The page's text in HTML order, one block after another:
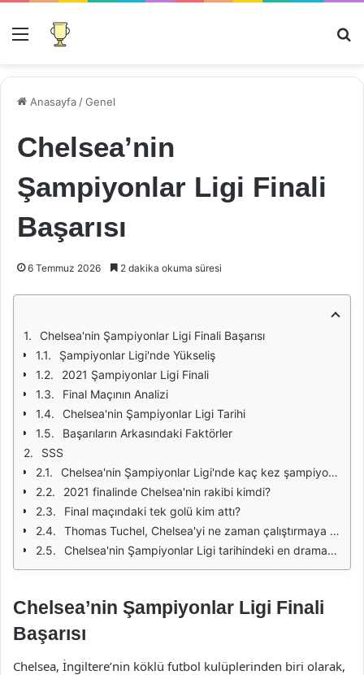
Menü
Anasayfa /Genel
Chelsea’nin
Şampiyonlar Ligi Finali
Başarısı
6 Temmuz 2026 2 dakika okuma süresi
Chelsea'nin Şampiyonlar Ligi Finali Başarısı
Şampiyonlar Ligi'nde Yükseliş
2021 Şampiyonlar Ligi Finali
Final Maçının Analizi
Chelsea'nin Şampiyonlar Ligi Tarihi
Başarıların Arkasındaki Faktörler
SSS
Chelsea'nin Şampiyonlar Ligi'nde kaç kez şampiyonluğu var?
2021 finalinde Chelsea'nin rakibi kimdi?
Final maçındaki tek golü kim attı?
Thomas Tuchel, Chelsea'yi ne zaman çalıştırmaya başladı?
Chelsea'nin Şampiyonlar Ligi tarihindeki en dramatik anı nedir?
Chelsea’nin Şampiyonlar Ligi Finali
Başarısı
Chelsea, İngiltere’nin köklü futbol kulüplerinden biri olarak,